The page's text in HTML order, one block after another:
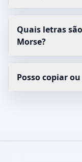
Quais letras
Morse?
Posso copiar